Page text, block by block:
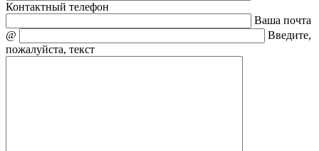
Контактный телефон
Ваша почта
@
Введите,
пожалуйста, текст